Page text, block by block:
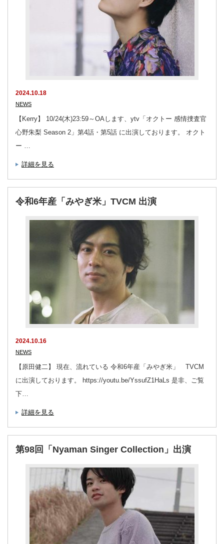
2024.10.18
NEWS
【Kerry】 10/24(木)23:59～OAします、ytv「オクトー 感情捜査官
心野朱梨 Season 2」第4話・第5話 に出演しております。 オクト
ー …
詳細を見る
令和6年産「みやぎ米」TVCM 出演
2024.10.16
NEWS
【原田健二】 現在、流れている 令和6年産「みやぎ米」 TVCM
に出演しております。 https://youtu.be/YssufZ1HaLs 是非、ご覧
下…
詳細を見る
第98回「Nyaman Singer Collection」出演